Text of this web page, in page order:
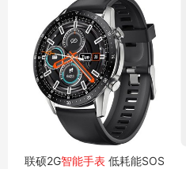
联硕2G智能手表 低耗能SOS